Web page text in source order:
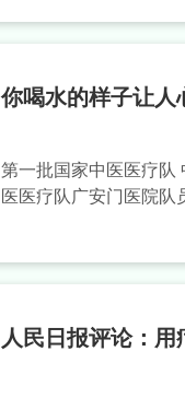
你喝水的样子让
第一批国家中医医疗队
医医疗队广安门医院队
人民日报评论：